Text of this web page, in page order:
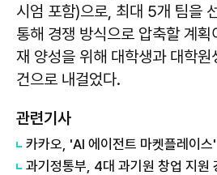
시엄 포함)으로, 최대 5개 팀을
통해 경쟁 방식으로 압축할 계
재 양성을 위해 대학생과 대학
건으로 내걸었다.
관련기사